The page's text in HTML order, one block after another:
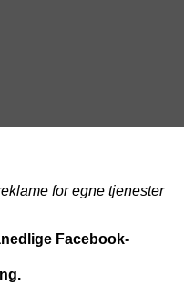
for egne tjenester
Facebook-